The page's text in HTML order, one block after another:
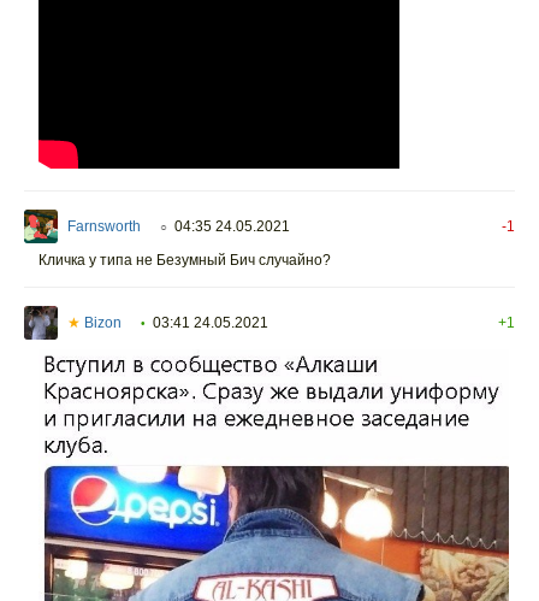
Farnsworth ○ 04:35 24.05.2021
-1
Кличка у типа не Безумный Бич случайно?
★ Bizon • 03:41 24.05.2021 +1